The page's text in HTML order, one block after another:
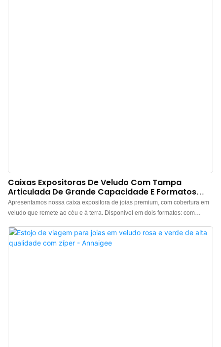
Caixas Expositoras De Veludo Com Tampa
Articulada De Grande Capacidade E Formatos
Variados.
Apresentamos nossa caixa expositora de joias premium, com cobertura em
veludo que remete ao céu e à terra. Disponível em dois formatos: com
veludo de alta qualidade. Somos fabricantes de caixas expositoras para
joias, oferecendo opções personalizadas com baixa quantidade mínima e